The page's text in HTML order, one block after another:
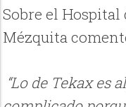
Sobre el Hospital
Mézquita
“Lo de Tekax es